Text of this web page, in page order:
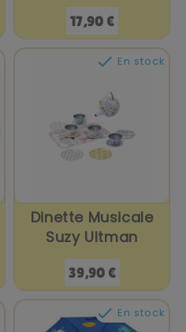
Prix
17,90 €
 En stock
Dinette Musicale
Suzy Ultman
Prix
39,90 €
 En stock